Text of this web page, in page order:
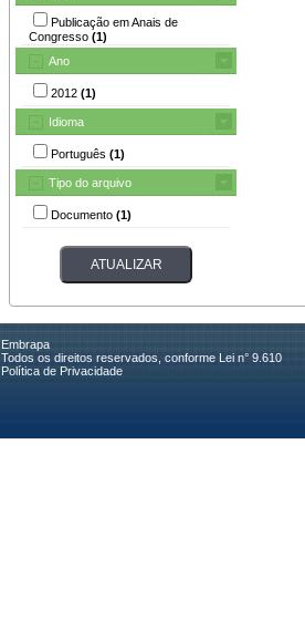
Publicação em Anais de
Congresso (1)
Ano
2012 (1)
Idioma
Português (1)
Tipo do arquivo
Documento (1)
Embrapa
Todos os direitos reservados, conforme Lei n° 9.610
Política de Privacidade